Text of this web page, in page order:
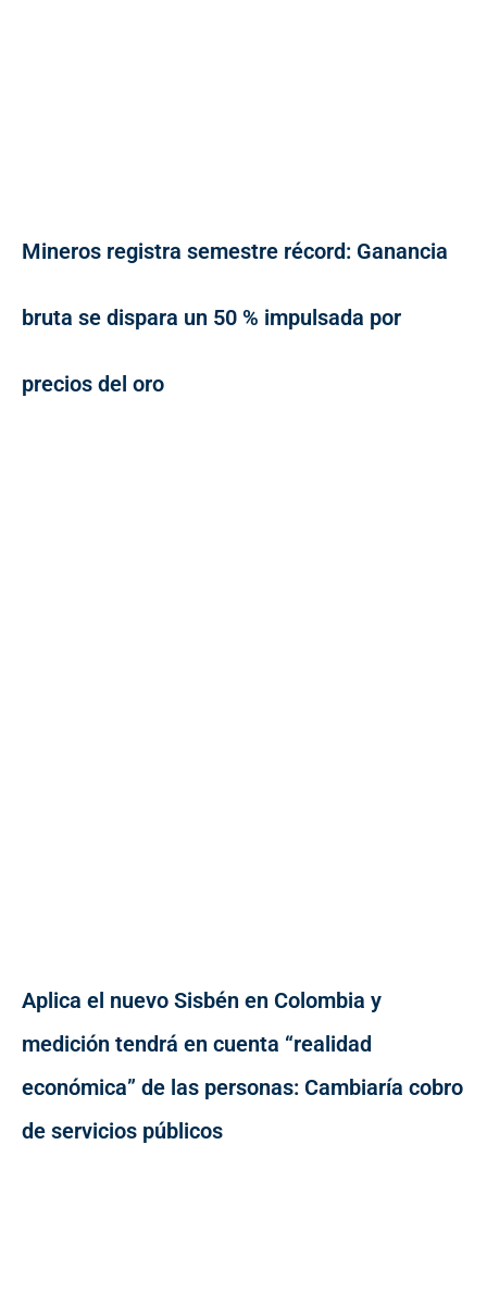
Mineros registra semestre récord: Ganancia
bruta se dispara un 50 % impulsada por
precios del oro
Aplica el nuevo Sisbén en Colombia y
medición tendrá en cuenta “realidad
económica” de las personas: Cambiaría cobro
de servicios públicos